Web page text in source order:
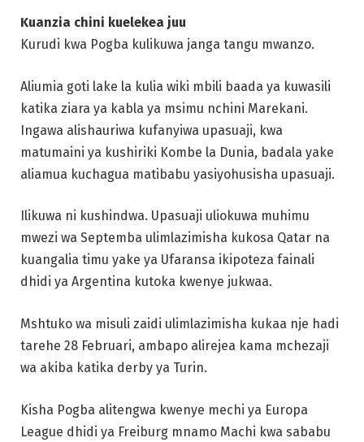
Kuanzia chini kuelekea juu
Kurudi kwa Pogba kulikuwa janga tangu mwanzo.
Aliumia goti lake la kulia wiki mbili baada ya kuwasili
katika ziara ya kabla ya msimu nchini Marekani.
Ingawa alishauriwa kufanyiwa upasuaji, kwa
matumaini ya kushiriki Kombe la Dunia, badala yake
aliamua kuchagua matibabu yasiyohusisha upasuaji.
Ilikuwa ni kushindwa. Upasuaji uliokuwa muhimu
mwezi wa Septemba ulimlazimisha kukosa Qatar na
kuangalia timu yake ya Ufaransa ikipoteza fainali
dhidi ya Argentina kutoka kwenye jukwaa.
Mshtuko wa misuli zaidi ulimlazimisha kukaa nje hadi
tarehe 28 Februari, ambapo alirejea kama mchezaji
wa akiba katika derby ya Turin.
Kisha Pogba alitengwa kwenye mechi ya Europa
League dhidi ya Freiburg mnamo Machi kwa sababu